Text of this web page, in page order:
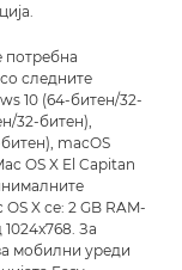
потребна
следните
10 (64-битен/32-
32-битен),
macOS
OS X El Capitan
X се: 2 GB RAM-
За
мобилни уреди